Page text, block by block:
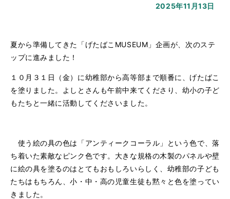
2025年11月13日
夏から準備してきた「げたばこMUSEUM」企画が、次のステ
ップに進みました！
１０月３１日（金）に幼稚部から高等部まで順番に、げたばこ
を塗りました。よしとさんも午前中来てくださり、幼小の子ど
もたちと一緒に活動してくださいました。
使う絵の具の色は「アンティークコーラル」という色で、落
ち着いた素敵なピンク色です。大きな規格の木製のパネルや壁
に絵の具を塗るのはとてもおもしろいらしく、幼稚部の子ども
たちはもちろん、小・中・高の児童生徒も黙々と色を塗ってい
きました。